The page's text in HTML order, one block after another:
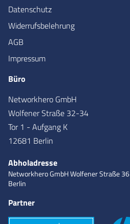
Datenschutz
Widerrufsbelehrung
AGB
Impressum
Büro
Networkhero GmbH
Wolfener Straße 32-34
Tor 1 - Aufgang K
12681 Berlin
Abholadresse
Networkhero GmbHWolfener Straße 36
Berlin
Partner